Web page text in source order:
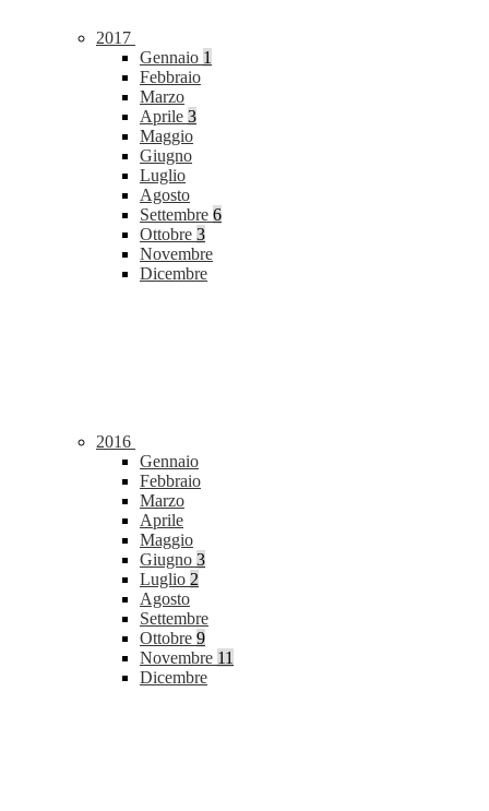
2017
Gennaio 1
Febbraio
Marzo
Aprile 3
Maggio
Giugno
Luglio
Agosto
Settembre 6
Ottobre 3
Novembre
Dicembre
2016
Gennaio
Febbraio
Marzo
Aprile
Maggio
Giugno 3
Luglio 2
Agosto
Settembre
Ottobre 9
Novembre 11
Dicembre